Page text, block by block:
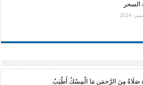
السحر
صَلَاةٌ مِنَ الرَّحمَنِ مَا الْمِسْكُ أَطْيَبُ